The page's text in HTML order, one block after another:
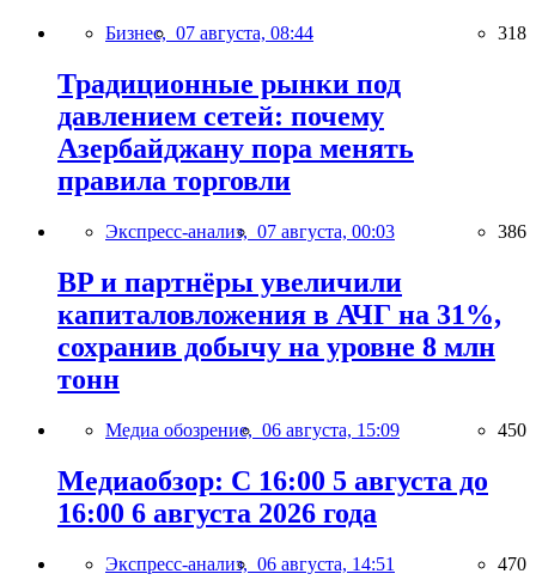
Бизнес, 07 августа, 08:44 318
Традиционные рынки под
давлением сетей: почему
Азербайджану пора менять
правила торговли
Экспресс-анализ, 07 августа, 00:03 386
BP и партнёры увеличили
капиталовложения в АЧГ на 31%,
сохранив добычу на уровне 8 млн
тонн
Медиа обозрение, 06 августа, 15:09 450
Медиаобзор: С 16:00 5 августа до
16:00 6 августа 2026 года
Экспресс-анализ, 06 августа, 14:51 470